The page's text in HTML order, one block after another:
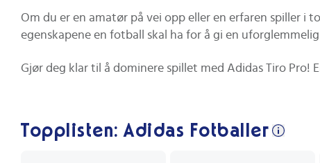
Om du er en amatør på vei opp eller en erfaren spiller i
egenskapene en fotball skal ha for å gi en
Gjør deg klar til å dominere spillet med Adidas Tiro Pro!
Topplisten: Adidas Fotballer